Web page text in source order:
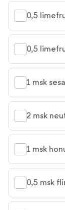
0,5
0,5
1 msk
2 msk
1 msk
0,5 msk